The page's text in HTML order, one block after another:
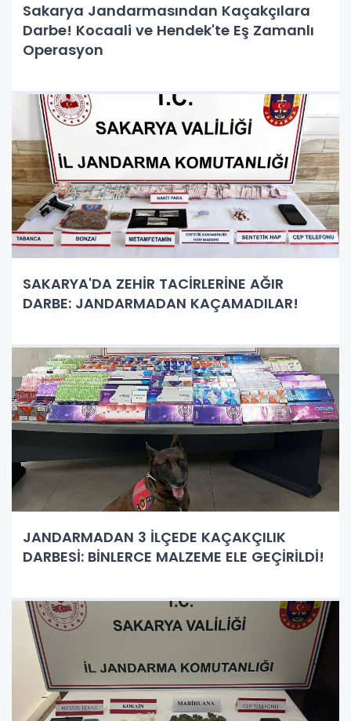
Sakarya Jandarmasından Kaçakçılara
Darbe! Kocaali ve Hendek'te Eş Zamanlı
Operasyon
SAKARYA'DA ZEHİR TACİRLERİNE AĞIR
DARBE: JANDARMADAN KAÇAMADILAR!
JANDARMADAN 3 İLÇEDE KAÇAKÇILIK
DARBESİ: BİNLERCE MALZEME ELE GEÇİRİLDİ!